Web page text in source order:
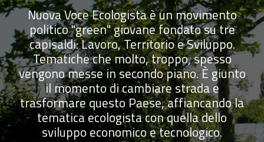
Nuova Voce Ecologista è un movimento
politico "green" giovane fondato su tre
capisaldi: Lavoro, Territorio e Sviluppo.
Tematiche che molto, troppo, spesso
vengono messe in secondo piano. È giunto
il momento di cambiare strada e
trasformare questo Paese, affiancando la
tematica ecologista con quella dello
sviluppo economico e tecnologico.